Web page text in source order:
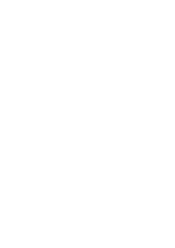
「･･
「う
「寝て
「ま